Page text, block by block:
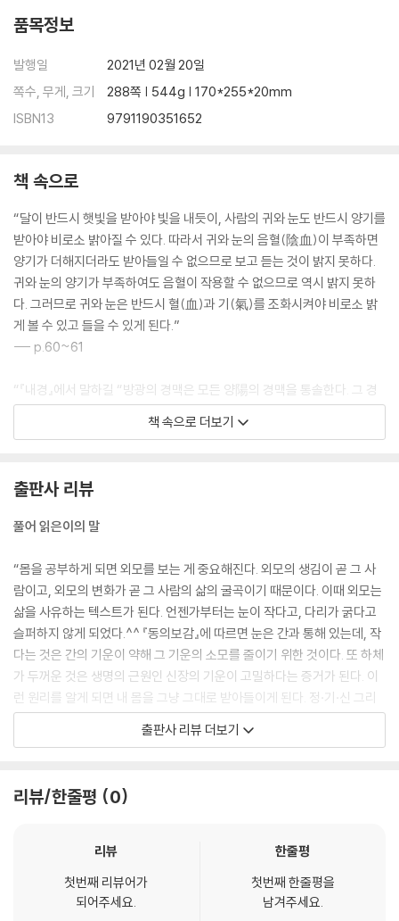
12-3. 유방에 생기는 질병들
12-5. 젖가슴을 위한 단방들
13. 배腹
13-1. 땅을 산 사촌이 없는데도, 배가 아픈 까닭
14. 배꼽臍
14-1. 몸의 중심은 배꼽이다
14-2. 생명연장의 비밀
15. 허리腰
15-1. 허리는 신장의 거처다
15-2. 요통의 세계
15-3. 허리와 등의 통증을 다스리는 방법
16. 옆구리脇
16-1. 옆구리가 간이다
17-1. 12경락의 직조물, 피부
17-3. 뾰루지와 땀띠 그리고 마비
17-4. 피부를 위한 단방들
18. 살肉
18-1. 살이 보배다
18-2. 살에 생기는 병들
18-3. 살을 건강하게 만들어 주는 단방들
19. 맥脈
19-2. 진맥의 묘리
19-5. 사계절의 맥
19-6. 맥의 순환에 좋은 단방들
품목정보
발행일
2021년 02월 20일
쪽수, 무게, 크기
288쪽 | 544g | 170*255*20mm
ISBN13
9791190351652
책 속으로
“달이 반드시 햇빛을 받아야 빛을 내듯이, 사람의 귀와 눈도 반드시 양기를
받아야 비로소 밝아질 수 있다. 따라서 귀와 눈의 음혈(陰血)이 부족하면
양기가 더해지더라도 받아들일 수 없으므로 보고 듣는 것이 밝지 못하다.
귀와 눈의 양기가 부족하여도 음혈이 작용할 수 없으므로 역시 밝지 못하
다. 그러므로 귀와 눈은 반드시 혈(血)과 기(氣)를 조화시켜야 비로소 밝
게 볼 수 있고 들을 수 있게 된다.”
--- p.60~61
“『내경』에서 말하길 “방광의 경맥은 모든 양陽의 경맥을 통솔한다. 그 경
맥은 풍부혈(風府穴 : 머리 뒤쪽에 있는 혈자리)에 이어지므로 풍부혈이
모든 양의 기를 주관한다”라고 하였다. 그러므로 풍부는 한기가 처음 들어
한 사람은 반드시 목덜미를 감싸는 것이 좋다.”
--- p.114
책 속으로 더보기
출판사 리뷰
풀어 읽은이의 말
“몸을 공부하게 되면 외모를 보는 게 중요해진다. 외모의 생김이 곧 그 사
람이고, 외모의 변화가 곧 그 사람의 삶의 굴곡이기 때문이다. 이때 외모는
삶을 사유하는 텍스트가 된다. 언젠가부터는 눈이 작다고, 다리가 굵다고
슬퍼하지 않게 되었다.^^ 『동의보감』에 따르면 눈은 간과 통해 있는데, 작
다는 것은 간의 기운이 약해 그 기운의 소모를 줄이기 위한 것이다. 또 하체
가 두꺼운 것은 생명의 근원인 신장의 기운이 고밀하다는 증거가 된다. 이
런 원리를 알게 되면 내 몸을 그냥 그대로 받아들이게 된다. 정·기·신 그리
고 오장육부와 분리될 수 없다. 따라서 좋아하거나 싫어할 이유가 못 된다.
이걸 알 때 느끼는 자유란! 이제는 『동의보감』을 만나 얻은 이 웃음과 자유
힘으로 읽고 내 힘으로 외우고 내 힘으로 낭송하는 것은 기본이다. 한 걸음
『낭송 동의보감 외형편』 풀어 읽은이 인터뷰
출판사 리뷰 더보기
리뷰/한줄평 0
리뷰
첫번째 리뷰어가
되어주세요.
한줄평
첫번째 한줄평을
남겨주세요.